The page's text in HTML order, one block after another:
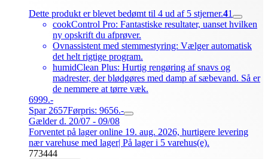
Dette produkt er blevet bedømt til 4 ud af 5 stjerner.41
cookControl Pro: Fantastiske resultater, uanset hvilken
ny opskrift du afprøver.
Ovnassistent med stemmestyring: Vælger automatisk
det helt rigtige program.
humidClean Plus: Hurtig rengøring af snavs og
madrester, der blødgøres med damp af sæbevand. Så er
de nemmere at tørre væk.
6999.-
Spar 2657Førpris: 9656.-
Gælder d. 20/07 - 09/08
Forventet på lager online 19. aug. 2026, hurtigere levering
nær varehuse med lager| På lager i 5 varehus(e).
773444